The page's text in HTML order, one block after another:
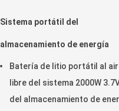
Sistema portátil del
almacenamiento de energía
Batería de litio portátil al
libre del sistema 2000W
del almacenamiento de